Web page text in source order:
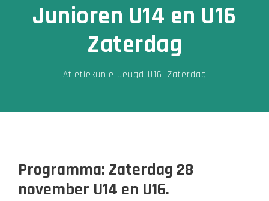
Junioren U14 en U16
Zaterdag
Atletiekunie-Jeugd-U16, Zaterdag
Programma: Zaterdag 28
november U14 en U16.